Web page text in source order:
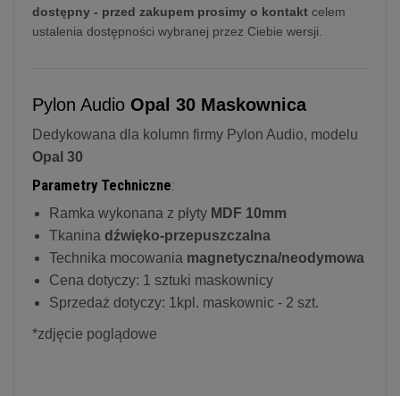
dostępny - przed zakupem prosimy o kontakt celem
ustalenia dostępności wybranej przez Ciebie wersji.
Pylon Audio Opal 30 Maskownica
Dedykowana dla kolumn firmy Pylon Audio, modelu
Opal 30
Parametry Techniczne:
Ramka wykonana z płyty MDF 10mm
Tkanina dźwięko-przepuszczalna
Technika mocowania magnetyczna/neodymowa
Cena dotyczy: 1 sztuki maskownicy
Sprzedaż dotyczy: 1kpl. maskownic - 2 szt.
*zdjęcie poglądowe